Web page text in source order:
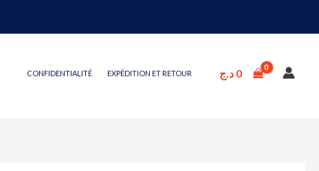
CONFIDENTIALITÉ EXPÉDITION ET RETOUR 0 د.ج